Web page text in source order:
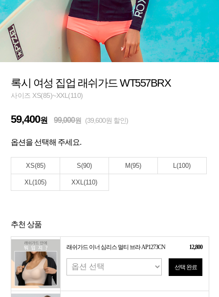
록시 여성 집업 래쉬가드 WT557BRX
사이즈 XS(85)~XXL(110)
59,400원 99,000원 (39,600원 할인)
옵션을 선택해 주세요.
XS(85) S(90) M(95) L(100)
XL(105) XXL(110)
추천 상품
래쉬가드 이너 심리스 멀티 브라 AP1273CN 12,800
선택 완료